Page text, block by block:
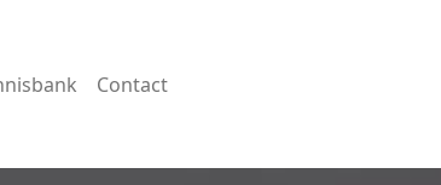
Contact